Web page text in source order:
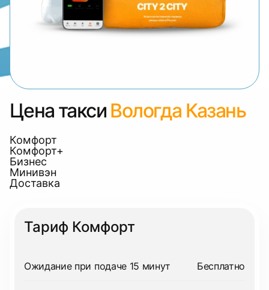
Цена такси Вологда Казань
Комфорт
Комфорт+
Бизнес
Минивэн
Доставка
Тариф Комфорт
Ожидание при подаче 15 минут Бесплатно